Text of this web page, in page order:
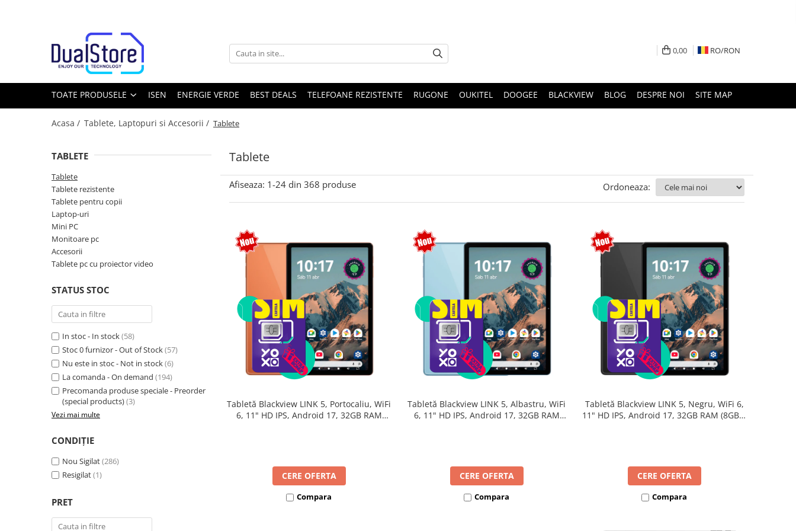
Producatori Telefoane Mobila
Telefoane mobile
Toate ( smart si clasice )
Telefoane cu proiector video
Telefoane (Smartphone) 5G
Telefoane cu camera termica
Telefoane clasice
Piese si accesorii telefoane mobile
Producatori telefoane
Telefoane mobile RugOne
Telefoane mobile Doogee
Telefoane mobile Oukitel
Telefoane mobile Ulefone
Telefoane mobile Unihertz
Telefoane mobile Cubot
Telefoane mobile Blackview
Telefoane mobile OSCAL
Telefoane mobile Fossibot
Telefoane mobile Lagenio
Telefoane mobile iSEN
Telefoane mobile F150
Telefoane mobile HUAWEI
Telefoane mobile Xiaomi
Telefoane mobile AGM
0,00 RO/RON
TOATE PRODUSELE ISEN ENERGIE VERDE BEST DEALS TELEFOANE REZISTENTE RUGONE OUKITEL DOOGEE BLACKVIEW BLOG DESPRE NOI SITE MAP
Acasa / Tablete, Laptopuri si Accesorii / Tablete
Tablete
TABLETE
Tablete
Tablete rezistente
Tablete pentru copii
Laptop-uri
Mini PC
Monitoare pc
Accesorii
Tablete pc cu proiector video
STATUS STOC
In stoc - In stock(58)
Stoc 0 furnizor - Out of Stock(57)
Nu este in stoc - Not in stock(6)
La comanda - On demand (194)
Precomanda produse speciale - Preorder
(special products)(3)
Vezi mai multe
CONDIȚIE
Nou Sigilat(286)
Resigilat(1)
PRET
Afiseaza: 1-24 din 368 produse Ordoneaza:
Tabletă Blackview LINK 5, Portocaliu, WiFi
6, 11" HD IPS, Android 17, 32GB RAM
CERE OFERTA
Compara
Tabletă Blackview LINK 5, Albastru, WiFi
6, 11" HD IPS, Android 17, 32GB RAM
CERE OFERTA
Compara
Tabletă Blackview LINK 5, Negru, WiFi 6,
11" HD IPS, Android 17, 32GB RAM (8GB +
CERE OFERTA
Compara